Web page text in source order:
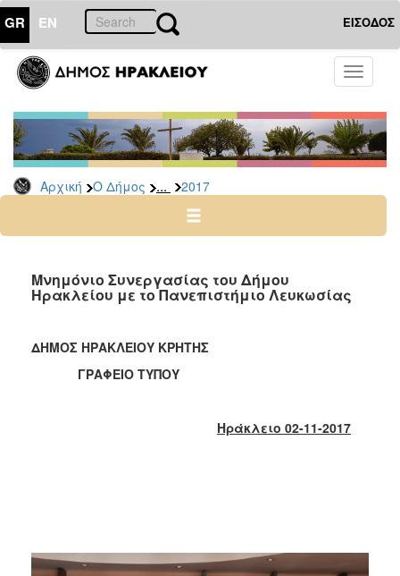
GR EN ΕΙΣΟΔΟΣ
Toggle
Αρχική Ο Δήμος ... 2017
ΔΗΜΟΣ
Δελτία
Τύπου
Αρχείο
2026
2024
2022
2020
2019
2011
Μνημόνιο Συνεργασίας του Δήμου
Ηρακλείου με το Πανεπιστήμιο Λευκωσίας
ΔΗΜΟΣ ΗΡΑΚΛΕΙΟΥ ΚΡΗΤΗΣ
ΓΡΑΦΕΙΟ ΤΥΠΟΥ
Ηράκλειο 02-11-2017